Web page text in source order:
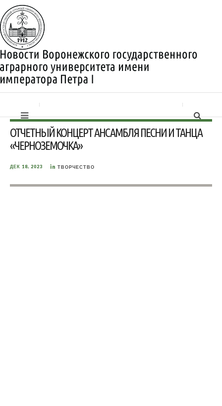
ОТЧЕТНЫЙ КОНЦЕРТ АНСАМБЛЯ ПЕСНИ И ТАНЦА
«ЧЕРНОЗЕМОЧКА»
ДЕК 18, 2023 in ТВОРЧЕСТВО